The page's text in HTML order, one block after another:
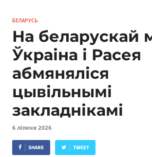
БЕЛАРУСЬ
На беларускай
Ўкраіна і Расея
абмяняліся
цывільнымі
закладнікамі
6 ліпеня 2026
SHARE TWEET